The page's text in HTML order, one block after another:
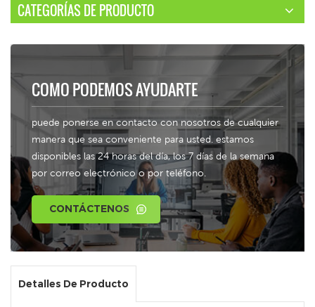
CATEGORÍAS DE PRODUCTO
COMO PODEMOS AYUDARTE
puede ponerse en contacto con nosotros de cualquier
manera que sea conveniente para usted. estamos
disponibles las 24 horas del día, los 7 días de la semana
por correo electrónico o por teléfono.
CONTÁCTENOS
Detalles De Producto